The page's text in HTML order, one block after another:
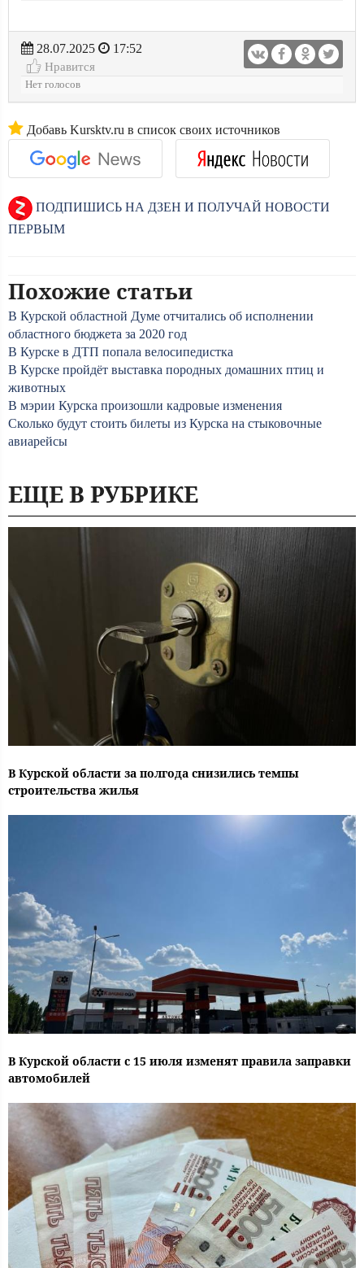
28.07.2025
17:52
Нравится
Нет голосов
Добавь Kursktv.ru в список своих источников
ПОДПИШИСЬ НА ДЗЕН И ПОЛУЧАЙ НОВОСТИ
ПЕРВЫМ
Похожие статьи
В Курской областной Думе отчитались об исполнении
областного бюджета за 2020 год
В Курске в ДТП попала велосипедистка
В Курске пройдёт выставка породных домашних птиц и
животных
В мэрии Курска произошли кадровые изменения
Сколько будут стоить билеты из Курска на стыковочные
авиарейсы
ЕЩЕ В РУБРИКЕ
В Курской области за полгода снизились темпы
строительства жилья
В Курской области с 15 июля изменят правила заправки
автомобилей